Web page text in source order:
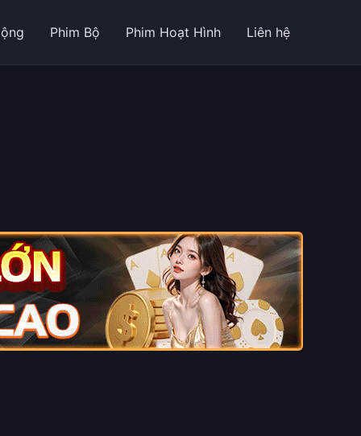
Phim Bộ Phim Hoạt Hình Liên hệ